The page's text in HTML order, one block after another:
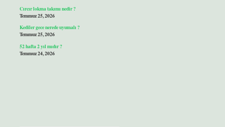
Cırcır lokma takımı nedir ?
Temmuz 25, 2026
Kediler gece nerede uyumalı ?
Temmuz 25, 2026
52 hafta 2 yıl mıdır ?
Temmuz 24, 2026